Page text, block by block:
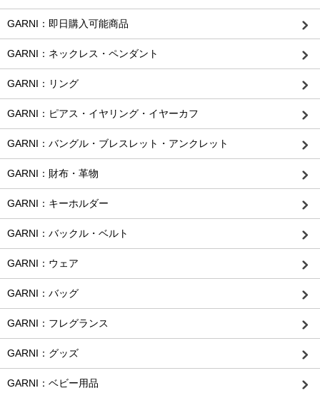
GARNI：即日購入可能商品
GARNI：ネックレス・ペンダント
GARNI：リング
GARNI：ピアス・イヤリング・イヤーカフ
GARNI：バングル・ブレスレット・アンクレット
GARNI：財布・革物
GARNI：キーホルダー
GARNI：バックル・ベルト
GARNI：ウェア
GARNI：バッグ
GARNI：フレグランス
GARNI：グッズ
GARNI：ベビー用品